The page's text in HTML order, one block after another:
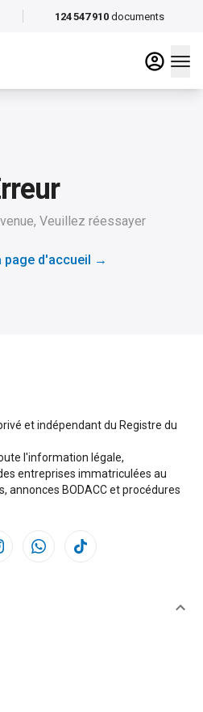
124 547 910 documents
Veuillez réessayer
page d'accueil →
et indépendant du Registre du
l'information légale,
entreprises immatriculées au
annonces BODACC et procédures